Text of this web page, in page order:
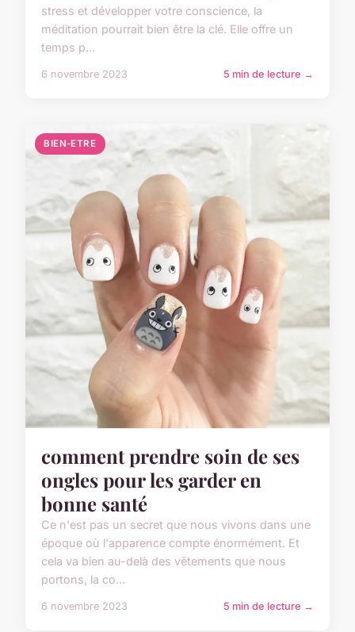
stress et développer votre conscience, la
méditation pourrait bien être la clé. Elle offre un
temps p...
6 novembre 2023 5 min de lecture →
BIEN-ETRE
comment prendre soin de ses
ongles pour les garder en
bonne santé
Ce n'est pas un secret que nous vivons dans une
époque où l'apparence compte énormément. Et
cela va bien au-delà des vêtements que nous
portons, la co...
6 novembre 2023 5 min de lecture →